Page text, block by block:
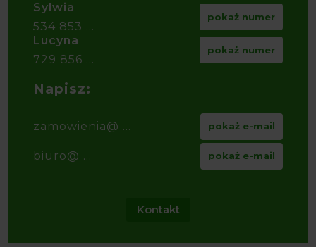
Sylwia
534 853 ...
pokaż numer
Lucyna
729 856 ...
pokaż numer
Napisz:
zamowienia@ ... pokaż e-mail
biuro@ ... pokaż e-mail
Kontakt